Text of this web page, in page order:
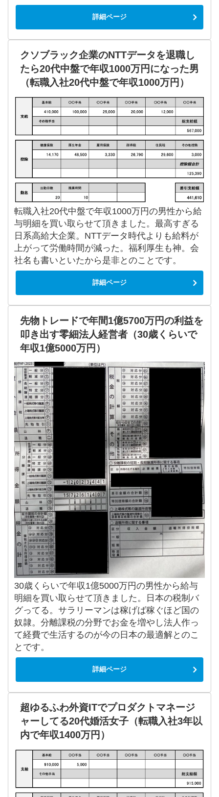
詳細ページ
クソブラック企業のNTTデータを退職し
たら20代中盤で年収1000万円になった男
（転職入社20代中盤で年収1000万円）
転職入社20代中盤で年収1000万円の男性から給
与明細を買い取らせて頂きました。最高すぎる
日系高給大企業。NTTデータ時代よりも給料が
上がって労働時間が減った。福利厚生も神。会
社名も書いといたから是非とのことです。
詳細ページ
先物トレードで年間1億5700万円の利益を
叩き出す零細法人経営者（30歳くらいで
年収1億5000万円）
30歳くらいで年収1億5000万円の男性から給与
明細を買い取らせて頂きました。日本の税制バ
グってる。サラリーマンは稼げば稼ぐほど国の
奴隷。分離課税の分野でお金を増やし法人作っ
て経費で生活するのが今の日本の最適解とのこ
とです。
詳細ページ
超ゆるふわ外資ITでプロダクトマネージ
ャーしてる20代婚活女子（転職入社3年以
内で年収1400万円）